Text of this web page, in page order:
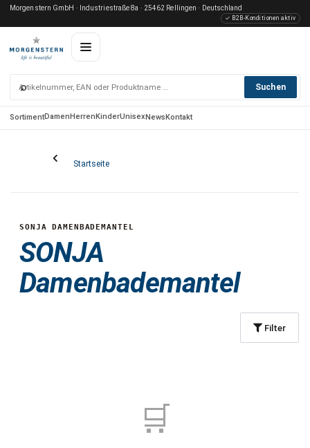
Morgenstern GmbH · Industriestraße 8a · 25462 Rellingen · Deutschland
✓ B2B-Konditionen aktiv
⌕ Suchen
SortimentDamenHerrenKinderUnisexNewsKontakt
Startseite
SONJA DAMENBADEMANTEL
SONJA
Damenbademantel
Filter
🛒